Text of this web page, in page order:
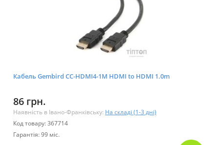
Кабель Gembird CC-HDMI4-1M HDMI to HDMI 1.0m
86 грн.
Наявність в Івано-Франківську: На складі (1-3 дні)
Код товару: 367714
Гарантія: 99 міс.